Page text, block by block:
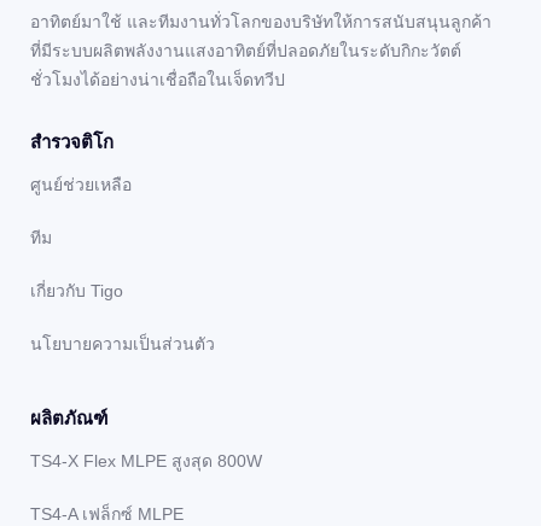
อาทิตย์มาใช้ และทีมงานทั่วโลกของบริษัทให้การสนับสนุนลูกค้า
ที่มีระบบผลิตพลังงานแสงอาทิตย์ที่ปลอดภัยในระดับกิกะวัตต์
ชั่วโมงได้อย่างน่าเชื่อถือในเจ็ดทวีป
สํารวจติโก
ศูนย์ช่วยเหลือ
ทีม
เกี่ยวกับ Tigo
นโยบายความเป็นส่วนตัว
ผลิตภัณฑ์
TS4-X Flex MLPE สูงสุด 800W
TS4-A เฟล็กซ์ MLPE